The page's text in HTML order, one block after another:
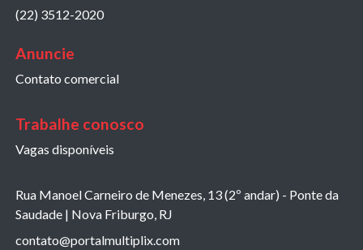
(22) 3512-2020
Anuncie
Contato comercial
Trabalhe conosco
Vagas disponíveis
Rua Manoel Carneiro de Menezes, 13 (2º andar) - Ponte da
Saudade | Nova Friburgo, RJ
contato@portalmultiplix.com